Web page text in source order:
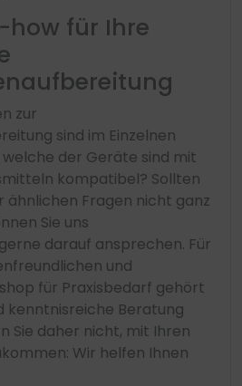
how für Ihre
zur
sind im Einzelnen
der Geräte sind mit
kompatibel? Sollten
ähnlichen Fragen nicht ganz
Sie uns
darauf ansprechen. Für
und
für Praxisbedarf gehört
kenntnisreiche Beratung
Sie daher nicht, mit Ihren
Wir helfen Ihnen